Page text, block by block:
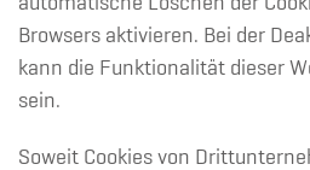
Browsers aktivieren. Bei der
kann die Funktionalität dieser
sein.
Soweit Cookies von